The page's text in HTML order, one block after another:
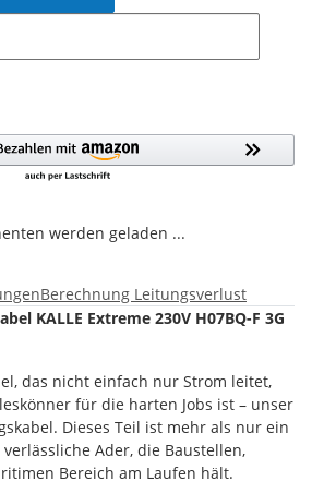
werden geladen ...
Berechnung Leitungsverlust
KALLE Extreme 230V H07BQ-F 3G
das nicht einfach nur Strom leitet,
für die harten Jobs ist – unser
Dieses Teil ist mehr als nur ein
Ader, die Baustellen,
Bereich am Laufen hält.